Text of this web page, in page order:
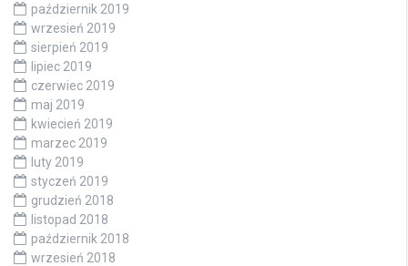
październik 2019
wrzesień 2019
sierpień 2019
lipiec 2019
czerwiec 2019
maj 2019
kwiecień 2019
marzec 2019
luty 2019
styczeń 2019
grudzień 2018
listopad 2018
październik 2018
wrzesień 2018